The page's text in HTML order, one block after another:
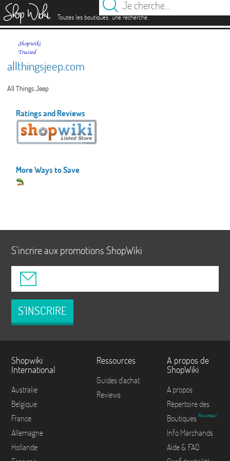
Toutes les boutiques.une recherche.
allthingsjeep.com
All Things Jeep
Ratings and Reviews
More Ways to Save
S'incrire aux promotions ShopWiki
S'INSCRIRE
Shopwiki
International
Australie
Belgique
France
Allemagne
Hollande
Ressources
Guides d'achat
Reviews
A propos de
ShopWiki
A propos
Répertoire des
Boutiques Nouveau!
Info Marchands
Aide & FAQ